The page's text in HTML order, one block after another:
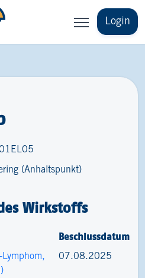
Login
(Anhaltspunkt)
Wirkstoffs
Beschlussdatum
07.08.2025